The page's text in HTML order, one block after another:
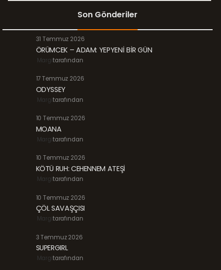
Son Gönderiler
31 Temmuz 2026
ÖRÜMCEK – ADAM: YEPYENİ BİR GÜN
Margitarafından
17 Temmuz 2026
ODYSSEY
Margitarafından
10 Temmuz 2026
MOANA
Margitarafından
10 Temmuz 2026
KÖTÜ RUH: CEHENNEM ATEŞİ
Margitarafından
10 Temmuz 2026
ÇÖL SAVAŞÇISI
Margitarafından
3 Temmuz 2026
SUPERGIRL
Margitarafından